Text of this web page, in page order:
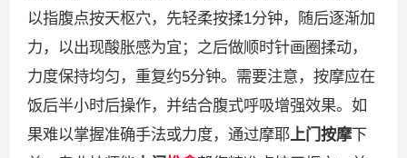
以指腹点按天枢穴，先轻柔按揉1分钟，随后逐渐加
力，以出现酸胀感为宜；之后做顺时针画圈揉动，
力度保持均匀，重复约5分钟。需要注意，按摩应在
饭后半小时后操作，并结合腹式呼吸增强效果。如
果难以掌握准确手法或力度，通过摩耶上门按摩下